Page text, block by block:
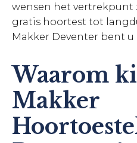
wensen het vertrekpunt
gratis hoortest tot
Makker Deventer bent u
Waarom
Makker